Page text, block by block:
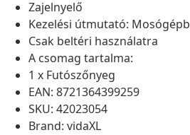
Zajelnyelő
Kezelési útmutató:
Csak beltéri használatra
A csomag tartalma:
1 x Futószőnyeg
EAN: 8721364399259
SKU: 42023054
Brand: vidaXL